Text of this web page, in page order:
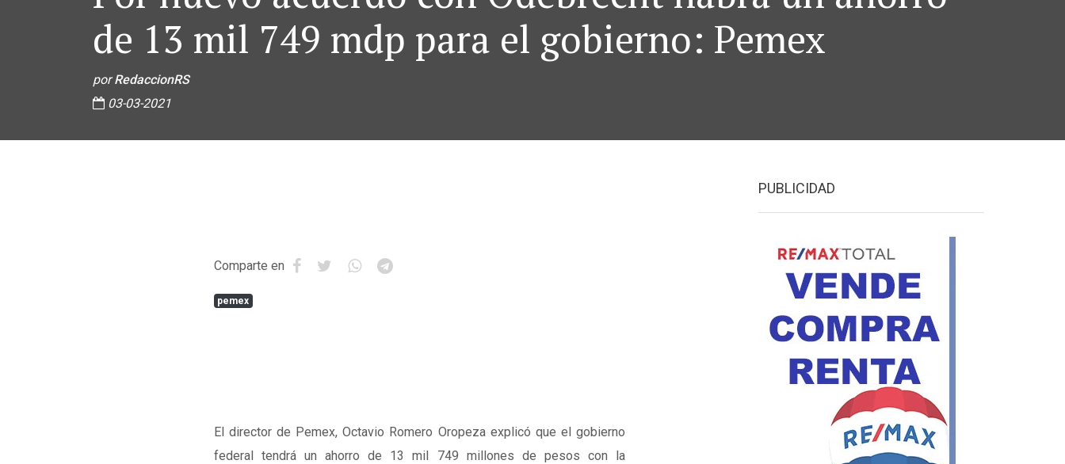
de 13 mil 749 mdp para el gobierno: Pemex
porRedaccionRS
03-03-2021
Comparte en
pemex
El director de Pemex, Octavio Romero Oropeza explicó que el gobierno
federal tendrá un ahorro de 13 mil 749 millones de pesos con la
PUBLICIDAD